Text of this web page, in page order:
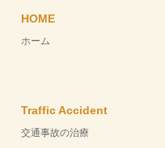
HOME
ホーム
Traffic Accident
交通事故の治療